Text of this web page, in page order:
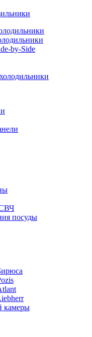
by-Side
посуды
камеры